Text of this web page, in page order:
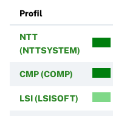
Profil
NTT
(NTTSYSTEM)
CMP (COMP)
LSI (LSISOFT)